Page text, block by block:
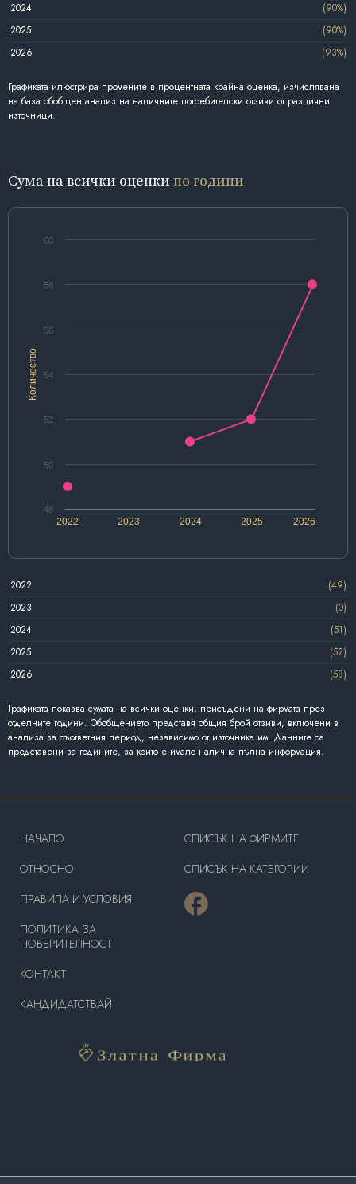
2024
(90%)
2025
(90%)
2026
(93%)
Графиката илюстрира промените в процентната крайна оценка, изчислявана
на база обобщен анализ на наличните потребителски отзиви от различни
източници.
Сума на всички оценки по години
Количество
2022 2024 2026
2023 2025
48
50
52
54
56
58
60
2022
(49)
2023
(0)
2024
(51)
2025
(52)
2026
(58)
Графиката показва сумата на всички оценки, присъдени на фирмата през
отделните години. Обобщението представя общия брой отзиви, включени в
анализа за съответния период, независимо от източника им. Данните са
представени за годините, за които е имало налична пълна информация.
HAЧАЛО
OТНОСНО
ПРАВИЛА И УСЛОВИЯ
ПОЛИТИКА ЗА
ПОВЕРИТЕЛНОСТ
КОНТАКТ
КАНДИДАТСТВАЙ
СПИСЪК НА ФИРМИТЕ
СПИСЪК НА КАТЕГОРИИ